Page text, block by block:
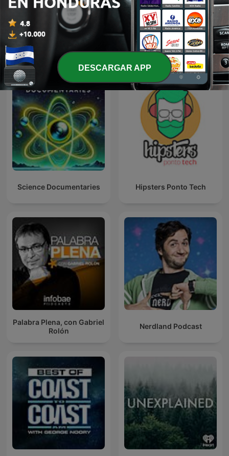
Radio de Supervivencia
Muy Interesante -
Grandes Reportajes
Más podcasts internacionales de Ciencias
Science Documentaries Hipsters Ponto Tech
Palabra Plena, con Gabriel
Rolón
Nerdland Podcast
DESCARGAR APP